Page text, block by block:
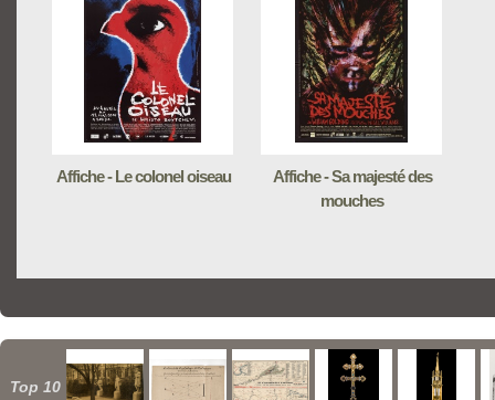
Affiche - Le colonel oiseau
Affiche - Sa majesté des
mouches
Top 10